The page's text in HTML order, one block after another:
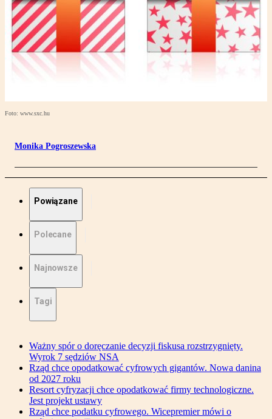
Foto: www.sxc.hu
Monika Pogroszewska
Powiązane
Polecane
Najnowsze
Tagi
Ważny spór o doręczanie decyzji fiskusa rozstrzygnięty.
Wyrok 7 sędziów NSA
Rząd chce opodatkować cyfrowych gigantów. Nowa danina
od 2027 roku
Resort cyfryzacji chce opodatkować firmy technologiczne.
Jest projekt ustawy
Rząd chce podatku cyfrowego. Wicepremier mówi o